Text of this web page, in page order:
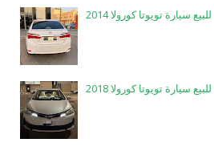
للبيع سيارة تويوتا كورولا 2014
للبيع سيارة تويوتا كورولا 2018